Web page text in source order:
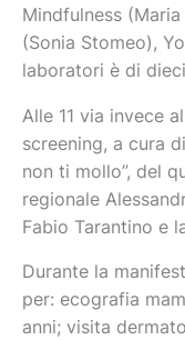
Mindfulness
(Sonia Stomeo),
laboratori è di
Alle 11 via invece
screening, a cura
non ti mollo”, del
regionale
Fabio Tarantino e
Durante la
per: ecografia
anni; visita